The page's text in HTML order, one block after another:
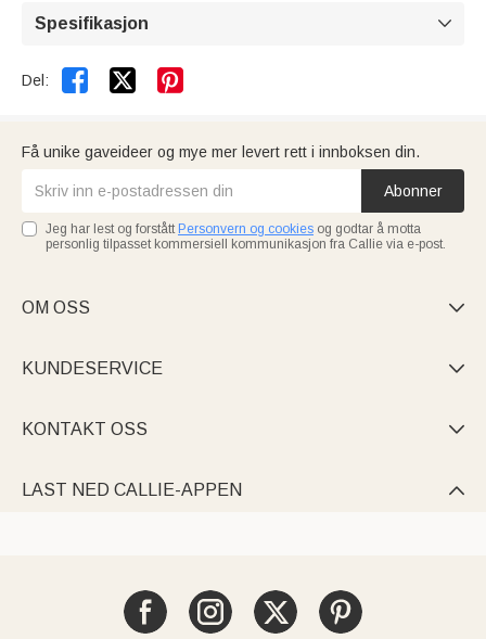
Spesifikasjon 
Del:  
Få unike gaveideer og mye mer levert rett i innboksen din.
Abonner
Jeg har lest og forstått Personvern og cookies og godtar å motta
personlig tilpasset kommersiell kommunikasjon fra Callie via e-post.
OM OSS 
KUNDESERVICE 
KONTAKT OSS 
LAST NED CALLIE-APPEN 